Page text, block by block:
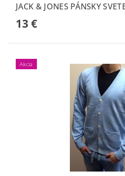
JACK & JONES PÁNSKY
13 €
Akcia